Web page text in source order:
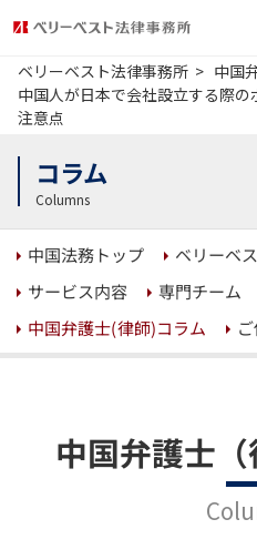
ベリーベスト法律事務所
中国
中国人が日本で会社設立する際の
注意点
コラム
Columns
中国法務トップ ベリーベ
サービス内容 専門チーム
中国弁護士(律師)コラム
中国弁護士